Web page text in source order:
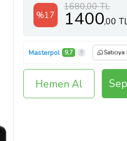
%17
1680,00 TL
1400,00
Masterpol 9,7 Satıcıya
Hemen Al